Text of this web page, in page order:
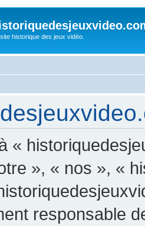
historique des jeux vidéo.
«
», « nos », «
responsable